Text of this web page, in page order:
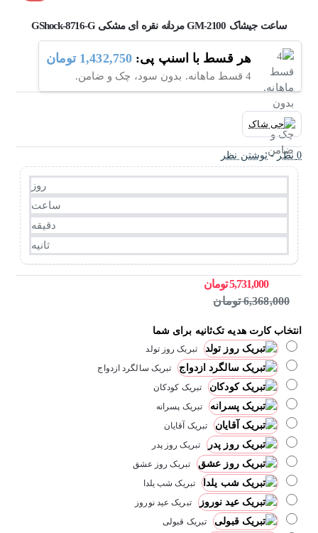
ساعت جیشاک GM-2100 مردانه نقره ای مشکی GShock-8716-G
هر قسط با اسنپ پی: 1,432,750 تومان
4 قسط ماهانه. بدون سود، چک و ضامن.
0 نظر - نوشتن نظر
روز
ساعت
دقیقه
ثانیه
5,731,000 تومان
6,368,000 تومان
انتخاب کارت هدیه تک‌ثانیه برای شما
تبریک روز تولد
تبریک سالگرد ازدواج
تبریک کودکان
تبریک پسرانه
تبریک آقایان
تبریک روز پدر
تبریک روز عشق
تبریک شب یلدا
تبریک عید نوروز
تبریک قبولی